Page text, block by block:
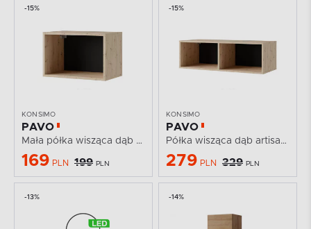
-15%
KONSIMO
PAVO
Mała półka wisząca dąb złoty 50 cm
169 PLN 199 PLN
-15%
KONSIMO
PAVO
Półka wisząca dąb artisan 100 cm
279 PLN 329 PLN
-13% -14%